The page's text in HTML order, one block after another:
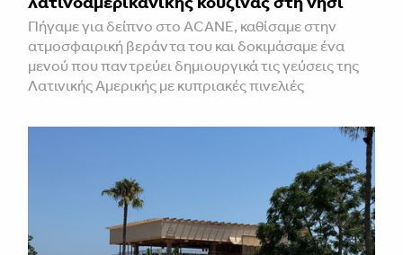
Πήγαμε για δείπνο στο ACANE, καθίσαμε στην
ατμοσφαιρική βεράντα του και δοκιμάσαμε ένα
μενού που παντρεύει δημιουργικά τις γεύσεις της
Λατινικής Αμερικής με κυπριακές πινελιές